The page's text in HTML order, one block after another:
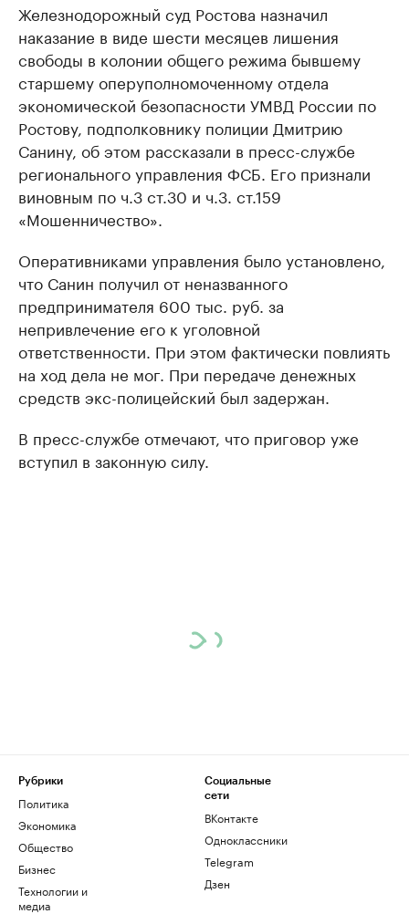
Железнодорожный суд Ростова назначил
наказание в виде шести месяцев лишения
свободы в колонии общего режима бывшему
старшему оперуполномоченному отдела
экономической безопасности УМВД России по
Ростову, подполковнику полиции Дмитрию
Санину, об этом рассказали в пресс-службе
регионального управления ФСБ. Его признали
виновным по ч.3 ст.30 и ч.3. ст.159
«Мошенничество».
Оперативниками управления было установлено,
что Санин получил от неназванного
предпринимателя 600 тыс. руб. за
непривлечение его к уголовной
ответственности. При этом фактически повлиять
на ход дела не мог. При передаче денежных
средств экс-полицейский был задержан.
В пресс-службе отмечают, что приговор уже
вступил в законную силу.
Рубрики
Политика
Экономика
Общество
Бизнес
Технологии и
медиа
Социальные
сети
ВКонтакте
Одноклассники
Telegram
Дзен